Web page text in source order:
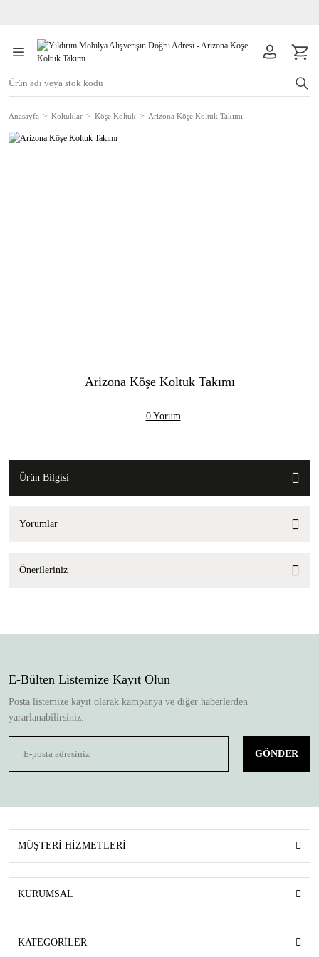
Anasayfa Koltuklar Köşe Koltuk Arizona Köşe Koltuk Takımı
Arizona Köşe Koltuk Takımı
0 Yorum
Ürün Bilgisi
Yorumlar
Önerileriniz
E-Bülten Listemize Kayıt Olun
Posta listemize kayıt olarak kampanya ve diğer haberlerden
yararlanabilirsiniz.
GÖNDER
MÜŞTERİ HİZMETLERİ
KURUMSAL
KATEGORİLER